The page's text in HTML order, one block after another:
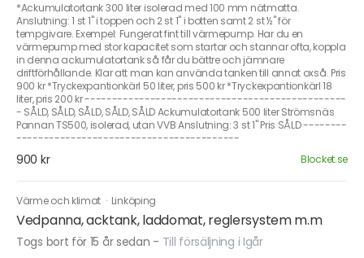
*Ackumulatortank 300 liter isolerad med 100 mm nätmatta.
Anslutning: 1 st 1" i toppen och 2 st 1" i botten samt 2 st ½" för
tempgivare. Exempel: Fungerat fint till värmepump. Har du en
värmepump med stor kapacitet som startar och stannar ofta, koppla
in denna ackumulatortank så får du bättre och jämnare
driftförhållande. Klar att man kan använda tanken till annat oxså. Pris
900 kr *Tryckexpantionkärl 50 liter, pris 500 kr *Tryckexpantionkärl 18
liter, pris 200 kr ------------------------------------------------
- SÅLD, SÅLD, SÅLD, SÅLD, SÅLD Ackumulatortank 500 liter Strömsnäs
Pannan TS500, isolerad, utan VVB Anslutning: 3 st 1" Pris SÅLD --------
-----------------------------------------
900 kr Blocket.se
Värme och klimat · Linköping
Vedpanna, acktank, laddomat, reglersystem m.m
Togs bort för 15 år sedan - Till försäljning i Igår